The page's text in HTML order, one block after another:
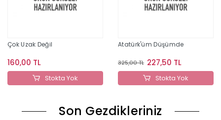
Çok Uzak Değil
160,00 TL
Stokta Yok
Atatürk'üm Düşümde
325,00 TL 227,50 TL
Stokta Yok
Son Gezdikleriniz